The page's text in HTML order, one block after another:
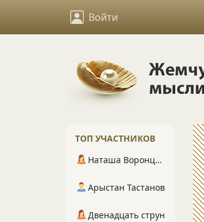
Войти
ТОП УЧАСТНИКОВ
Наташа Воронцова
Арыстан Тастанов
Двенадцать струн